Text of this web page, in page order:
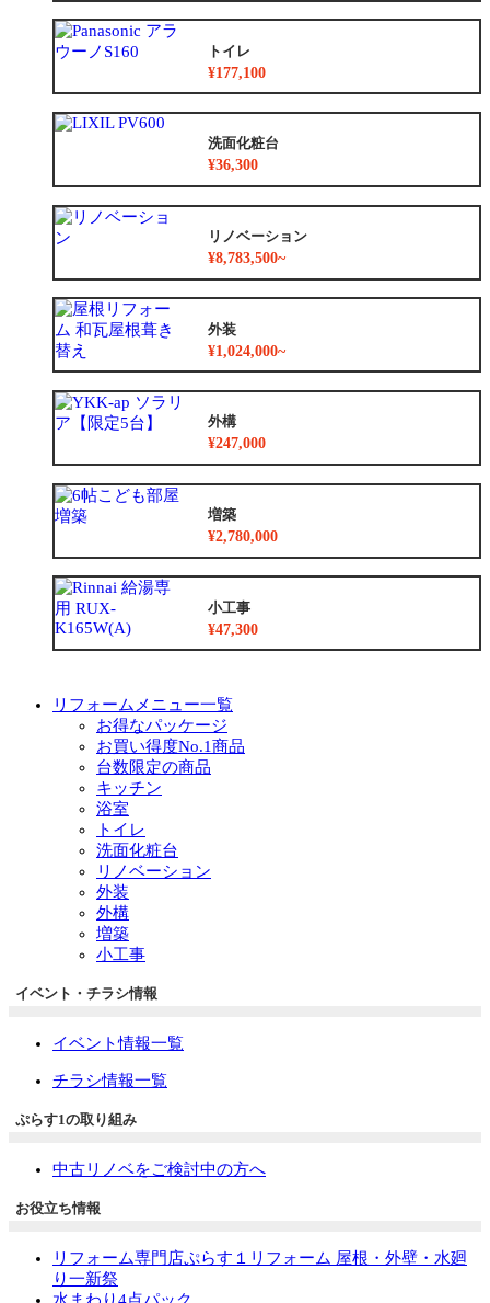
トイレ
¥177,100
洗面化粧台
¥36,300
リノベーション
¥8,783,500~
外装
¥1,024,000~
外構
¥247,000
増築
¥2,780,000
小工事
¥47,300
リフォームメニュー一覧
お得なパッケージ
お買い得度No.1商品
台数限定の商品
キッチン
浴室
トイレ
洗面化粧台
リノベーション
外装
外構
増築
小工事
イベント・チラシ情報
イベント情報一覧
チラシ情報一覧
ぷらす1の取り組み
中古リノベをご検討中の方へ
お役立ち情報
リフォーム専門店ぷらす１リフォーム 屋根・外壁・水廻
り一新祭
水まわり4点パック